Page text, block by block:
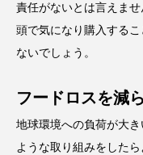
責任がないとは言えま
頭で気になり購入する
ないでしょう。
フードロスを減
地球環境への負荷が大
ような取り組みをした